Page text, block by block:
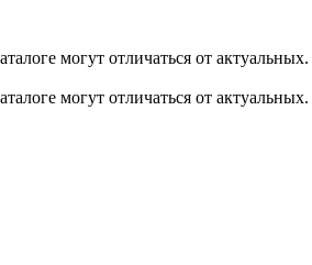
могут отличаться от актуальных.
могут отличаться от актуальных.